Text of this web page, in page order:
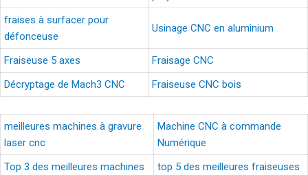
fraises à surfacer pour
défonceuse
Usinage CNC en aluminium
Fraiseuse 5 axes
Fraisage CNC
Décryptage de Mach3 CNC
Fraiseuse CNC bois
meilleures machines à gravure
laser cnc
Machine CNC à commande
Numérique
Top 3 des meilleures machines
top 5 des meilleures fraiseuses